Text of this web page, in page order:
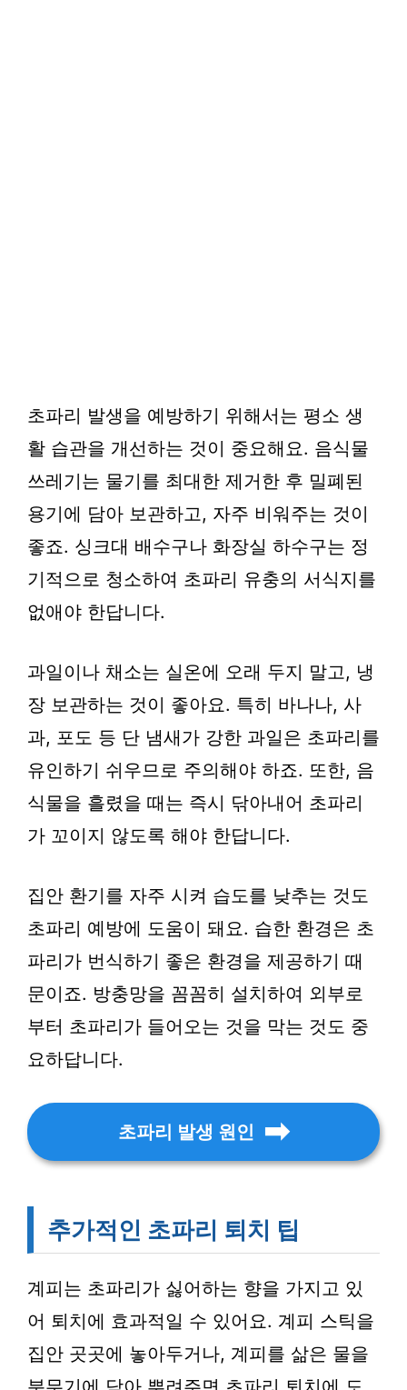
초파리 발생을 예방하기 위해서는 평소 생
활 습관을 개선하는 것이 중요해요. 음식물
쓰레기는 물기를 최대한 제거한 후 밀폐된
용기에 담아 보관하고, 자주 비워주는 것이
좋죠. 싱크대 배수구나 화장실 하수구는 정
기적으로 청소하여 초파리 유충의 서식지를
없애야 한답니다.
과일이나 채소는 실온에 오래 두지 말고, 냉
장 보관하는 것이 좋아요. 특히 바나나, 사
과, 포도 등 단 냄새가 강한 과일은 초파리를
유인하기 쉬우므로 주의해야 하죠. 또한, 음
식물을 흘렸을 때는 즉시 닦아내어 초파리
가 꼬이지 않도록 해야 한답니다.
집안 환기를 자주 시켜 습도를 낮추는 것도
초파리 예방에 도움이 돼요. 습한 환경은 초
파리가 번식하기 좋은 환경을 제공하기 때
문이죠. 방충망을 꼼꼼히 설치하여 외부로
부터 초파리가 들어오는 것을 막는 것도 중
요하답니다.
초파리 발생 원인
추가적인 초파리 퇴치 팁
계피는 초파리가 싫어하는 향을 가지고 있
어 퇴치에 효과적일 수 있어요. 계피 스틱을
집안 곳곳에 놓아두거나, 계피를 삶은 물을